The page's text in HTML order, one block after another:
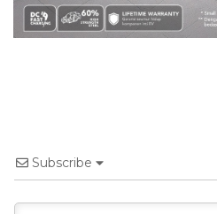
Subscribe